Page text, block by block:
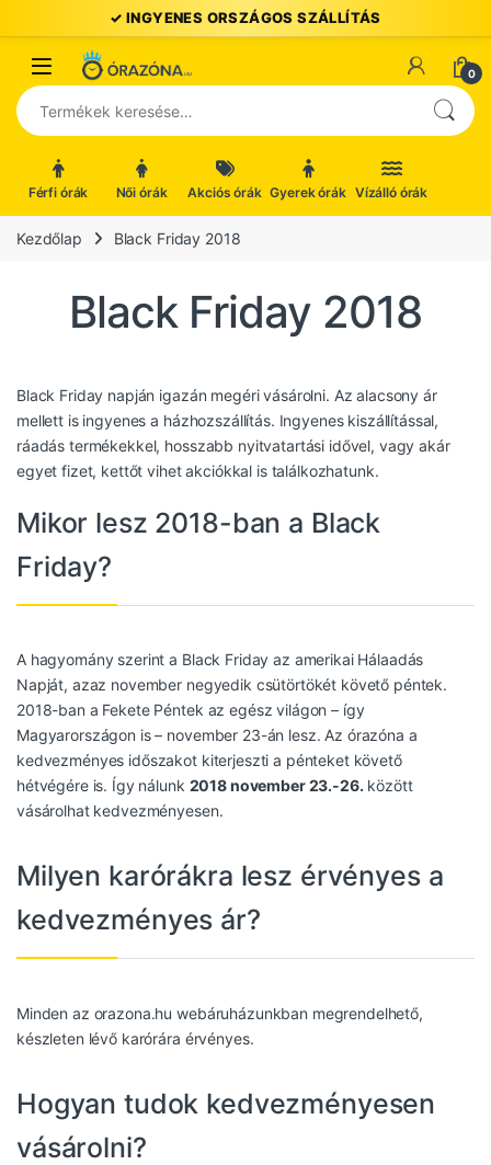
Ugrás a navigációhoz
Ugrás a tartalomhoz
Open 0
Keresés a következőre:
Férfi órák Női órák Akciós órák Gyerek órák Vízálló órák
Kezdőlap Black Friday 2018
Black Friday 2018
Black Friday napján igazán megéri vásárolni. Az alacsony ár
mellett is ingyenes a házhozszállítás. Ingyenes kiszállítással,
ráadás termékekkel, hosszabb nyitvatartási idővel, vagy akár
egyet fizet, kettőt vihet akciókkal is találkozhatunk.
Mikor lesz 2018-ban a Black
Friday?
A hagyomány szerint a Black Friday az amerikai Hálaadás
Napját, azaz november negyedik csütörtökét követő péntek.
2018-ban a Fekete Péntek az egész világon – így
Magyarországon is – november 23-án lesz. Az órazóna a
kedvezményes időszakot kiterjeszti a pénteket követő
hétvégére is. Így nálunk 2018 november 23.-26. között
vásárolhat kedvezményesen.
Milyen karórákra lesz érvényes a
kedvezményes ár?
Minden az orazona.hu webáruházunkban megrendelhető,
készleten lévő karórára érvényes.
Hogyan tudok kedvezményesen
vásárolni?